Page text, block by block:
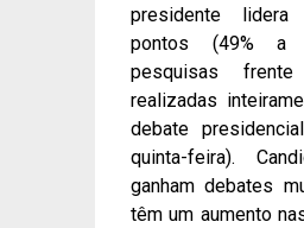
presidente
pontos (49% a
pesquisas
realizadas
debate
quinta-feira).
ganham debates
têm um aumento